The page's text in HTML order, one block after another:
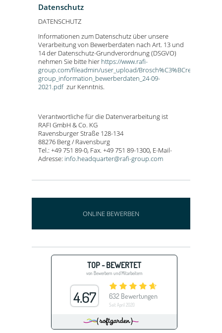
Datenschutz
DATENSCHUTZ
Informationen zum Datenschutz über unsere
Verarbeitung von Bewerberdaten nach Art. 13 und
14 der Datenschutz-Grundverordnung (DSGVO)
nehmen Sie bitte hier https://www.rafi-
group.com/fileadmin/user_upload/
group_information_bewerberdaten_24-09-
2021.pdfzur Kenntnis.
Verantwortliche für die Datenverarbeitung ist
RAFI GmbH & Co. KG
Ravensburger Straße 128-134
88276 Berg / Ravensburg
Tel.: +49 751 89-0, Fax. +49 751 89-1300, E-Mail-
Adresse: info.headquarter@rafi-group.com
ONLINE BEWERBEN